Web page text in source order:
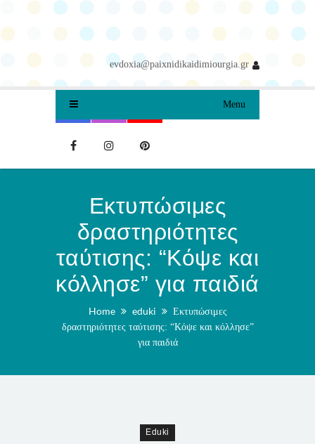
evdoxia@paixnidikaidimiourgia.gr
Menu
Εκτυπώσιμες
δραστηριότητες
ταύτισης: “Κόψε και
κόλλησε” για παιδιά
Home eduki
Εκτυπώσιμες
δραστηριότητες ταύτισης: “Κόψε και κόλλησε”
για παιδιά
Eduki